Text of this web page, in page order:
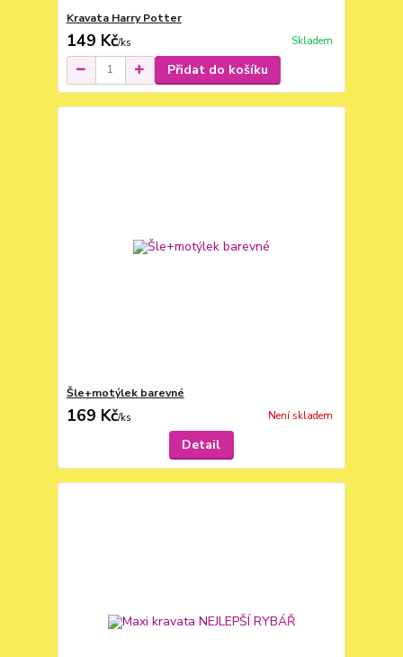
Kravata Harry Potter
149 Kč/ks Skladem
Přidat do košíku
Šle+motýlek barevné
169 Kč/ks Není skladem
Detail